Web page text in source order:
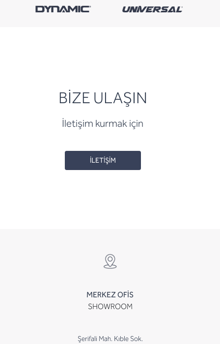
BİZE ULAŞIN
İletişim kurmak için
İLETİŞİM
MERKEZ OFİS
SHOWROOM
Şerifali Mah. Kıble Sok.